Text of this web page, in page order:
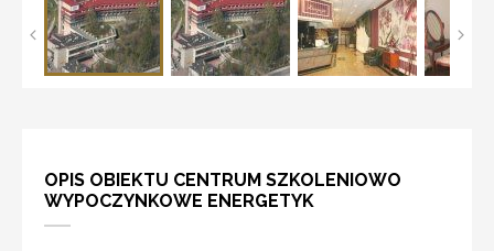
OPIS OBIEKTU CENTRUM SZKOLENIOWO
WYPOCZYNKOWE ENERGETYK